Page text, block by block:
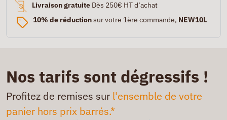
Livraison gratuite Dès 250€ HT d’achat
10% de réductionsur votre 1ère commande, NEW10L
Nos tarifs sont dégressifs !
Profitez de remises sur l'ensemble de votre
panier hors prix barrés.*